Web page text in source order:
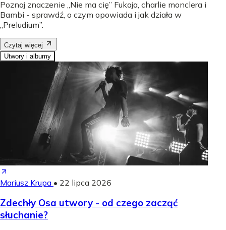
Poznaj znaczenie „Nie ma cię” Fukaja, charlie monclera i
Bambi - sprawdź, o czym opowiada i jak działa w
„Preludium”.
Czytaj więcej
Utwory i albumy
Mariusz Krupa • 22 lipca 2026
Zdechły Osa utwory - od czego zacząć
słuchanie?